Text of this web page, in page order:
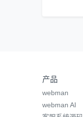
产品
webman
webman AI